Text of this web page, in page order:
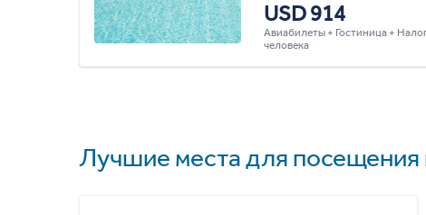
USD 914
Авиабилеты + Гостиница +
человека
Лучшие места для посещения